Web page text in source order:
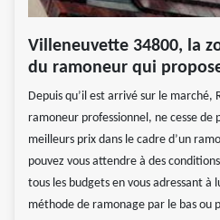
Villeneuvette 34800, la
du ramoneur qui
Depuis qu’il est arrivé sur le marché,
ramoneur professionnel, ne cesse de
meilleurs prix dans le cadre d’un
pouvez vous attendre à des
tous les budgets en vous adressant à
méthode de ramonage par le bas ou